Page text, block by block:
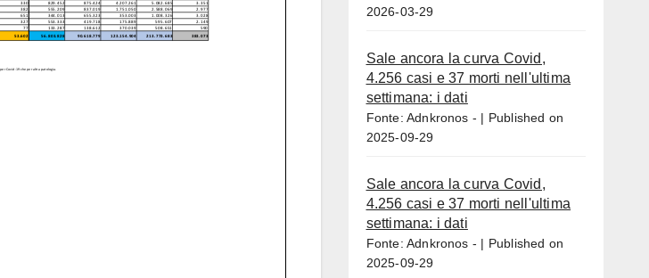
2026-03-29
Sale ancora la curva Covid,
4.256 casi e 37 morti nell'ultima
settimana: i dati
Fonte: Adnkronos -
Published on
2025-09-29
Sale ancora la curva Covid,
4.256 casi e 37 morti nell'ultima
settimana: i dati
Fonte: Adnkronos -
Published on
2025-09-29